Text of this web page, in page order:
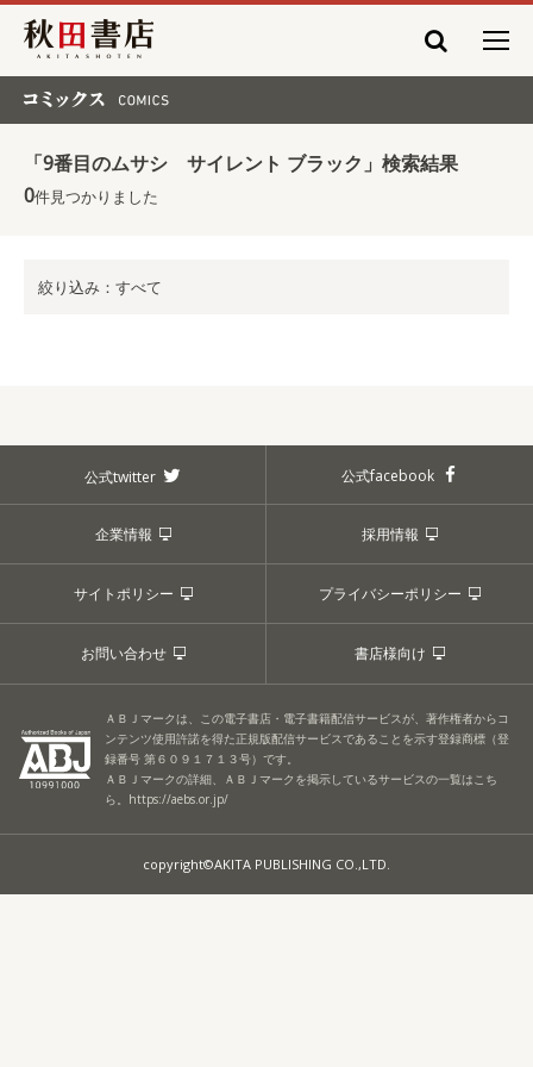
秋田書店
「9番目のムサシ サイレント ブラック」検索結果
0件見つかりました
絞り込み：すべて
公式twitter 公式facebook
企業情報 採用情報
サイトポリシー プライバシーポリシー
お問い合わせ 書店様向け
ＡＢＪマークは、この電子書店・電子書籍配信サービスが、著作権者からコ
ンテンツ使用許諾を得た正規版配信サービスであることを示す登録商標（登
録番号 第６０９１７１３号）です。
ＡＢＪマークの詳細、ＡＢＪマークを掲示しているサービスの一覧はこち
ら。 https://aebs.or.jp/
copyright©AKITA PUBLISHING CO.,LTD.